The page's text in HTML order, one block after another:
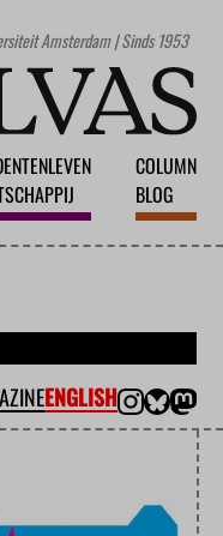
Amsterdam | Sinds 1953
COLUMN
BLOG
ENGLISH